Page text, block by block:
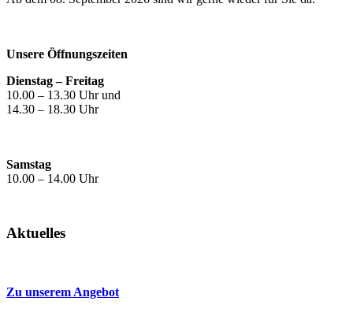
Unsere Öffnungszeiten
Dienstag – Freitag
10.00 – 13.30 Uhr und
14.30 – 18.30 Uhr
Samstag
10.00 – 14.00 Uhr
Aktuelles
Zu unserem Angebot